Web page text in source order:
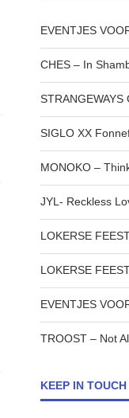
EVENTJES
CHES – In
SIGLO XX
MONOKO –
JYL- Reckless
LOKERSE
LOKERSE
EVENTJES
TROOST – Not
KEEP IN TOUCH